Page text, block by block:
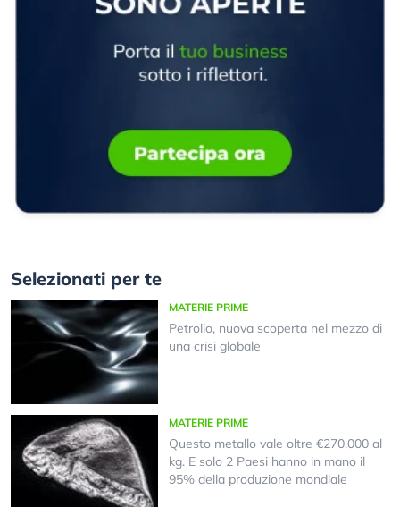
Selezionati per te
MATERIE PRIME
Petrolio, nuova scoperta nel mezzo di
una crisi globale
MATERIE PRIME
Questo metallo vale oltre €270.000 al
kg. E solo 2 Paesi hanno in mano il
95% della produzione mondiale